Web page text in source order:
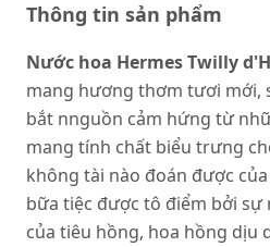
Thông tin sản phẩm
Nước hoa Hermes Twilly
mang hương thơm tươi mới,
bắt nnguồn cảm hứng từ
mang tính chất biểu trưng
không tài nào đoán được
bữa tiệc được tô điểm bởi sự
của tiêu hồng, hoa hồng dịu